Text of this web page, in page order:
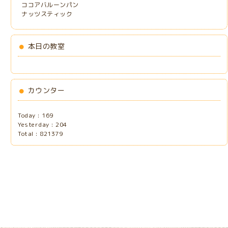
ココアバルーンパン
ナッツスティック
本日の教室
カウンター
Today : 169
Yesterday :204
Total : 821379